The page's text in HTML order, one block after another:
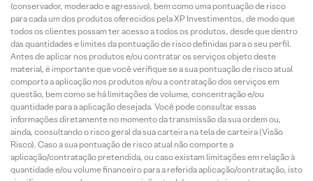
(conservador, moderado e agressivo), bem como uma pontuação de risco
para cada um dos produtos oferecidos pela XP Investimentos, de modo que
todos os clientes possam ter acesso a todos os produtos, desde que dentro
das quantidades e limites da pontuação de risco definidas para o seu perfil.
Antes de aplicar nos produtos e/ou contratar os serviços objeto deste
material, é importante que você verifique se a sua pontuação de risco atual
comporta a aplicação nos produtos e/ou a contratação dos serviços em
questão, bem como se há limitações de volume, concentração e/ou
quantidade para a aplicação desejada. Você pode consultar essas
informações diretamente no momento da transmissão da sua ordem ou,
ainda, consultando o risco geral da sua carteira na tela de carteira (Visão
Risco). Caso a sua pontuação de risco atual não comporte a
aplicação/contratação pretendida, ou caso existam limitações em relação à
quantidade e/ou volume financeiro para a referida aplicação/contratação, isto